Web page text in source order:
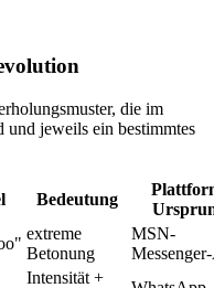
die im
jeweils ein bestimmtes
Bedeutung
extreme
Betonung
MSN-
Intensität +